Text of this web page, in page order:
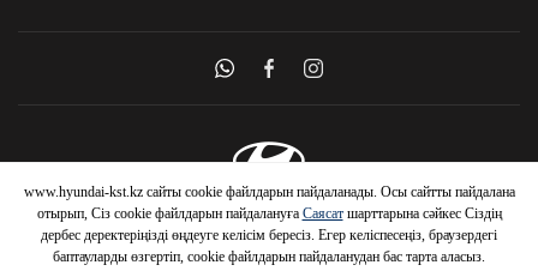
© 2026 Hyundai Motor Company
www.hyundai-kst.kz сайты cookie файлдарын пайдаланады. Осы сайтты пайдалана
отырып, Сіз cookie файлдарын пайдалануға Саясатшарттарына сәйкес Сіздің
дербес деректеріңізді өңдеуге келісім бересіз. Егер келіспесеңіз, браузердегі
баптауларды өзгертіп, cookie файлдарын пайдаланудан бас тарта аласыз.